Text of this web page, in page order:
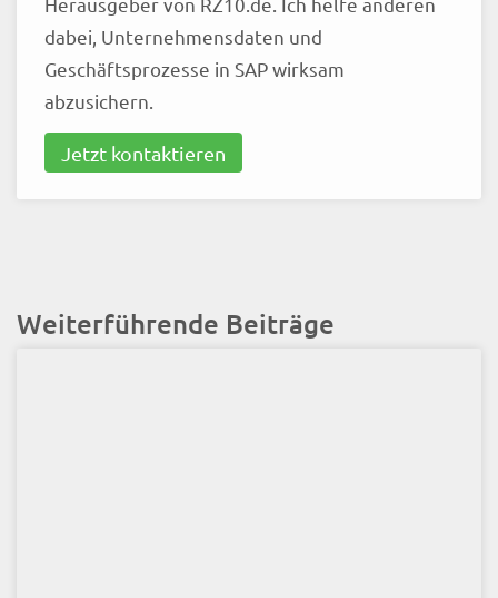
dabei, Unternehmensdaten und
Geschäftsprozesse in SAP wirksam
abzusichern.
Jetzt kontaktieren
Weiterführende Beiträge